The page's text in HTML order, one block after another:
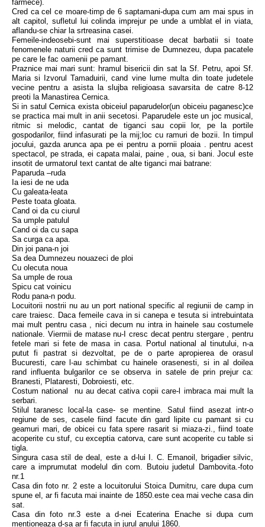
farmece).
Cred ca cel ce moare-timp de 6 saptamani-dupa cum am mai spus in
alt capitol, sufletul lui colinda imprejur pe unde a umblat el in viata,
aflandu-se chiar la srtreasina casei.
Femeile-indeosebi-sunt mai superstitioase decat barbatii si toate
fenomenele naturii cred ca sunt trimise de Dumnezeu, dupa pacatele
pe care le fac oamenii pe pamant.
Praznice mai mari sunt: hramul bisericii din sat la Sf. Petru, apoi Sf.
Maria si Izvorul Tamaduirii, cand vine lume multa din toate judetele
vecine pentru a asista la slujba religioasa savarsita de catre 8-12
preoti la Manastirea Cernica.
Si in satul Cernica exista obiceiul paparudelor(un obiceiu paganesc)ce
se practica mai mult in anii secetosi. Paparudele este un joc musical,
ritmic si melodic, cantat de tiganci sau copii lor, pe la portile
gospodarilor, fiind infasurati pe la mij;loc cu ramuri de bozii. In timpul
jocului, gazda arunca apa pe ei pentru a pornii ploaia . pentru acest
spectacol, pe strada, ei capata malai, paine , oua, si bani. Jocul este
insotit de urmatorul text cantat de alte tiganci mai batrane:
Paparuda –ruda
Ia iesi de ne uda
Cu galeata-leata
Peste toata gloata.
Cand oi da cu ciurul
Sa umple patulul
Cand oi da cu sapa
Sa curga ca apa.
Din joi pana-n joi
Sa dea Dumnezeu nouazeci de ploi
Cu olecuta noua
Sa umple de roua
Spicu cat voinicu
Rodu pana-n podu.
Locuitorii nostrii nu au un port national specific al regiunii de camp in
care traiesc. Daca femeile cava in si canepa e tesuta si intrebuintata
mai mult pentru casa , nici decum nu intra in hainele sau costumele
nationale. Viermii de matase nu-I cresc decat pentru stergare , pentru
fetele mari si fete de masa in casa. Portul national al tinutului, n-a
putut fi pastrat si dezvoltat, pe de o parte apropierea de orasul
Bucuresti, care l-au schimbat cu hainele orasenesti, si in al doilea
rand influenta bulgarilor ce se observa in satele de prin prejur ca:
Branesti, Plataresti, Dobroiesti, etc.
Costum national nu au decat cativa copii care-l imbraca mai mult la
serbari.
Stilul taranesc local-la case- se mentine. Satul fiind asezat intr-o
regiune de ses, casele fiind facute din gard lipite cu pamant si cu
geamuri mari, de obicei cu fata spere rasarit si miaza-zi., fiind toate
acoperite cu stuf, cu exceptia catorva, care sunt acoperite cu table si
tigla.
Singura casa stil de deal, este a d-lui I. C. Emanoil, brigadier silvic,
care a imprumutat modelul din com. Butoiu judetul Dambovita.-foto
nr.1
Casa din foto nr. 2 este a locuitorului Stoica Dumitru, care dupa cum
spune el, ar fi facuta mai inainte de 1850.este cea mai veche casa din
sat.
Casa din foto nr.3 este a d-nei Ecaterina Enache si dupa cum
mentioneaza d-sa ar fi facuta in jurul anului 1860.